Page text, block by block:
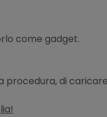
come gadget.
di